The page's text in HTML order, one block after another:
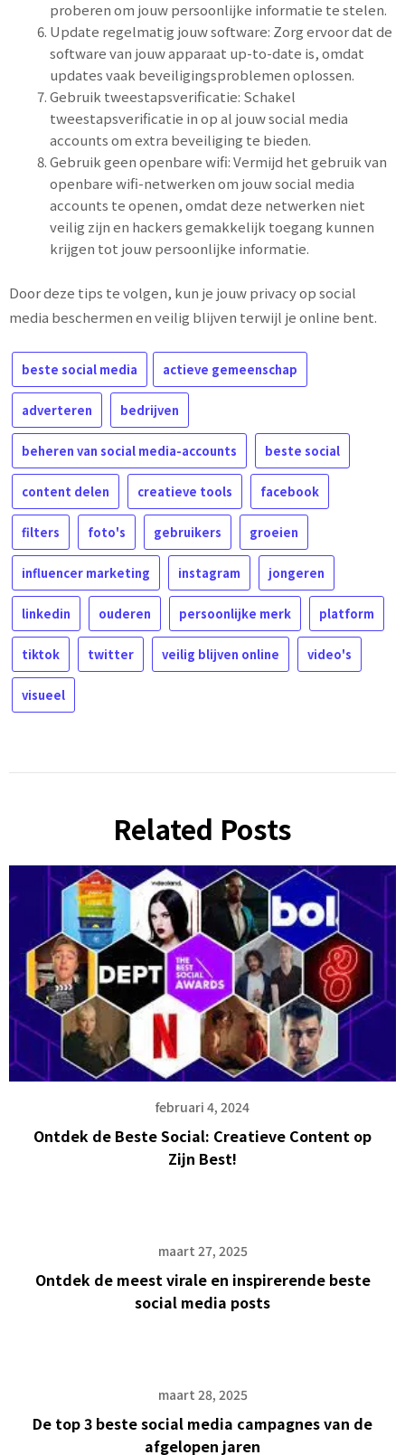
proberen om jouw persoonlijke informatie te stelen.
Update regelmatig jouw software: Zorg ervoor dat de
software van jouw apparaat up-to-date is, omdat
updates vaak beveiligingsproblemen oplossen.
Gebruik tweestapsverificatie: Schakel
tweestapsverificatie in op al jouw social media
accounts om extra beveiliging te bieden.
Gebruik geen openbare wifi: Vermijd het gebruik van
openbare wifi-netwerken om jouw social media
accounts te openen, omdat deze netwerken niet
veilig zijn en hackers gemakkelijk toegang kunnen
krijgen tot jouw persoonlijke informatie.
Door deze tips te volgen, kun je jouw privacy op social
media beschermen en veilig blijven terwijl je online bent.
beste social media actieve gemeenschap
adverteren bedrijven
beheren van social media-accounts beste social
content delen creatieve tools facebook
filters foto's gebruikers groeien
influencer marketing instagram jongeren
linkedin ouderen persoonlijke merk platform
tiktok twitter veilig blijven online video's
visueel
Related Posts
februari 4, 2024
Ontdek de Beste Social: Creatieve Content op
Zijn Best!
maart 27, 2025
Ontdek de meest virale en inspirerende beste
social media posts
maart 28, 2025
De top 3 beste social media campagnes van de
afgelopen jaren